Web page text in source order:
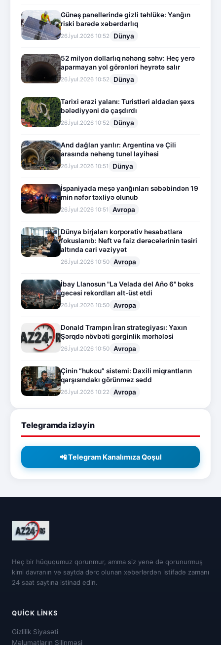
Günəş panellərində gizli təhlükə: Yanğın
riski barədə xəbərdarlıq
26.İyul.2026 10:52 Dünya
52 milyon dollarlıq nəhəng səhv: Heç yerə
aparmayan yol görənləri heyrətə salır
26.İyul.2026 10:52 Dünya
Tarixi ərazi yalanı: Turistləri aldadan şəxs
bələdiyyəni də çaşdırdı
26.İyul.2026 10:52 Dünya
And dağları yarılır: Argentina və Çili
arasında nəhəng tunel layihəsi
26.İyul.2026 10:51 Dünya
İspaniyada meşə yanğınları səbəbindən 19
min nəfər təxliyə olunub
26.İyul.2026 10:51 Avropa
Dünya birjaları korporativ hesabatlara
fokuslanıb: Neft və faiz dərəcələrinin təsiri
altında cari vəziyyət
26.İyul.2026 10:50 Avropa
İbay Llanosun "La Velada del Año 6" boks
gecəsi rekordları alt-üst etdi
26.İyul.2026 10:50 Avropa
Donald Trampın İran strategiyası: Yaxın
Şərqdə növbəti gərginlik mərhələsi
26.İyul.2026 10:50 Avropa
Çinin “hukou” sistemi: Daxili miqrantların
qarşısındakı görünməz sədd
26.İyul.2026 10:22 Avropa
Telegramda izləyin
📲 Telegram Kanalımıza Qoşul
Heç bir hüququmuz qorunmur, amma siz yenə də qorunurmuş
kimi davranın və saytda dərc olunan xəbərlərdən istifadə zamanı
24 saat saytına istinad edin.
QUICK LINKS
Gizlilik Siyasəti
Məlumatların Silinməsi